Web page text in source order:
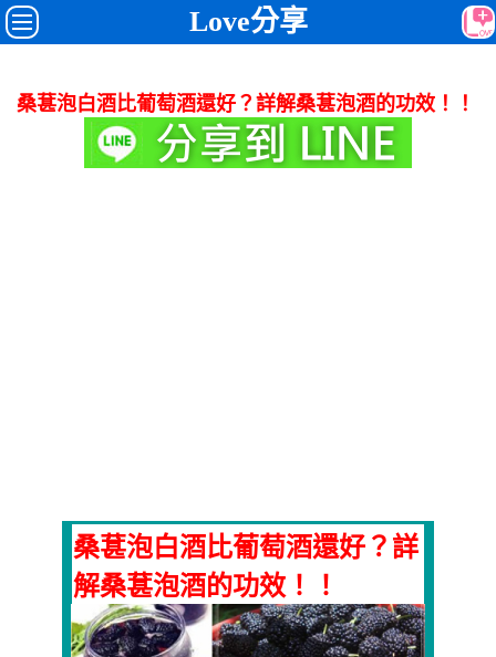
Love分享
桑葚泡白酒比葡萄酒還好？詳解桑葚泡酒的功效！！
桑葚泡白酒比葡萄酒還好？詳
解桑葚泡酒的功效！！